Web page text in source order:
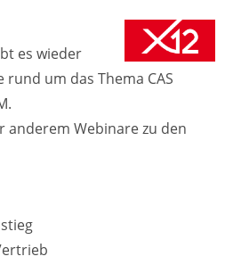
es wieder
um das Thema CAS
anderem Webinare zu den